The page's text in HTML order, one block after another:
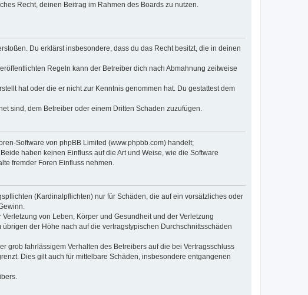
Recht, deinen Beitrag im Rahmen des Boards zu nutzen.
Du erklärst insbesondere, dass du das Recht besitzt, die in deinen
Regeln kann der Betreiber dich nach Abmahnung zeitweise
hat oder die er nicht zur Kenntnis genommen hat. Du gestattest dem
sind, dem Betreiber oder einem Dritten Schaden zuzufügen.
Software von phpBB Limited (www.phpbb.com) handelt;
haben keinen Einfluss auf die Art und Weise, wie die Software
fremder Foren Einfluss nehmen.
(Kardinalpflichten) nur für Schäden, die auf ein vorsätzliches oder
von Leben, Körper und Gesundheit und der Verletzung
der Höhe nach auf die vertragstypischen Durchschnittsschäden
grob fahrlässigem Verhalten des Betreibers auf die bei Vertragsschluss
Dies gilt auch für mittelbare Schäden, insbesondere entgangenen